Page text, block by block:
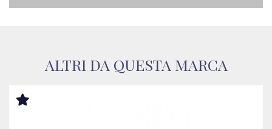
ALTRI DA QUESTA MARCA